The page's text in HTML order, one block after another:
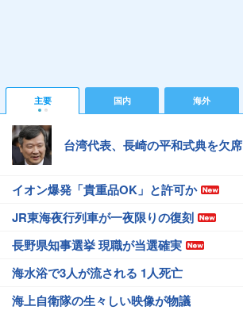
主要 国内 海外
台湾代表、長崎の平和式典を欠席
イオン爆発「貴重品OK」と許可か
JR東海夜行列車が一夜限りの復刻
長野県知事選挙 現職が当選確実
海水浴で3人が流される 1人死亡
海上自衛隊の生々しい映像が物議